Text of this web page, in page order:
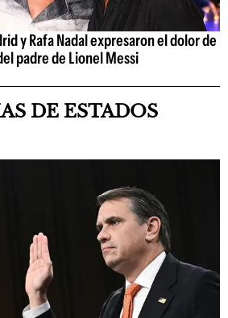
y Rafa Nadal expresaron el dolor de
padre de Lionel Messi
DE ESTADOS